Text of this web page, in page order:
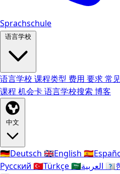
Sprachschule
语言学校
语言学校 课程类型 费用 要求常
课程 机会卡语言学校搜索 博客
中文
🇩🇪Deutsch 🇬🇧English 🇪🇸
Русский 🇹🇷Türkçe🇸🇦 🇰🇷